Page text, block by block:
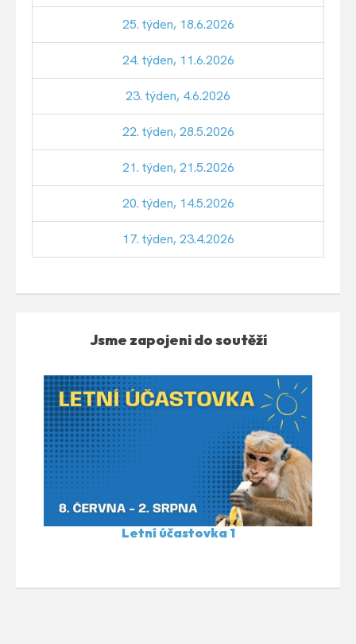
25. týden, 18.6.2026
24. týden, 11.6.2026
23. týden, 4.6.2026
22. týden, 28.5.2026
21. týden, 21.5.2026
20. týden, 14.5.2026
17. týden, 23.4.2026
Jsme zapojeni do soutěží
Letní účastovka 1